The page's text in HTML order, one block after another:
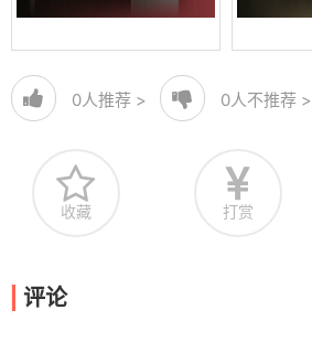
0人推荐 > 0人不推荐 >
收藏 打赏
评论